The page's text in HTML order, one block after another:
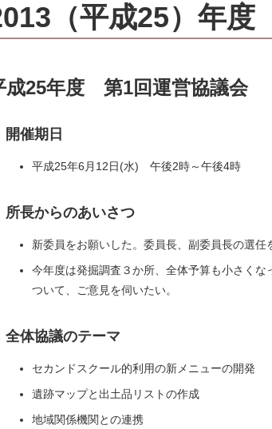
（平成25）年度
成25年度 第1回運営協議会
催期日
平成25年6月12日(水) 午後2時～午後4時
長からのあいさつ
新委員をお願いした。委員長、副委員長の選任
今年度は発掘調査３か所、全体予算も小さく
ついて、ご意見を伺いたい。
体協議のテーマ
セカンドスクール的利用の新メニューの開発
遺跡マップと出土品リストの作成
地域関係機関との連携